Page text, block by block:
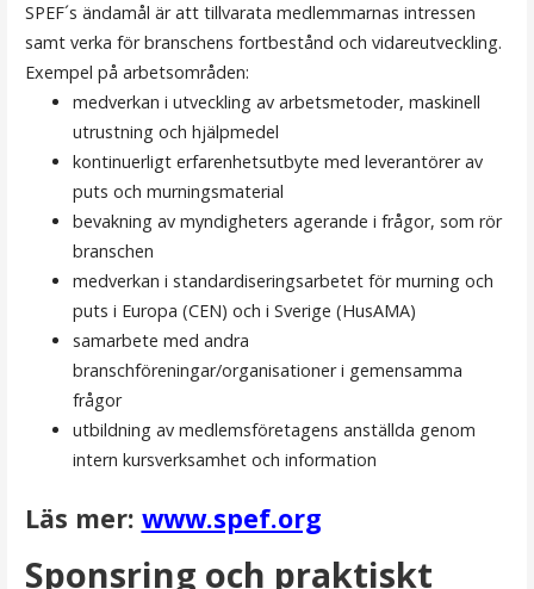
SPEF´s ändamål är att tillvarata medlemmarnas intressen
samt verka för branschens fortbestånd och vidareutveckling.
Exempel på arbetsområden:
medverkan i utveckling av arbetsmetoder, maskinell
utrustning och hjälpmedel
kontinuerligt erfarenhetsutbyte med leverantörer av
puts och murningsmaterial
bevakning av myndigheters agerande i frågor, som rör
branschen
medverkan i standardiseringsarbetet för murning och
puts i Europa (CEN) och i Sverige (HusAMA)
samarbete med andra
branschföreningar/organisationer i gemensamma
frågor
utbildning av medlemsföretagens anställda genom
intern kursverksamhet och information
Läs mer: www.spef.org
Sponsring och praktiskt